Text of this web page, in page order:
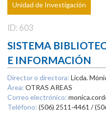
Unidad de Investigación
ID: 603
SISTEMA
E INFORMACIÓN
Director o directora: Licda.
Área: OTRAS AREAS
Correo electrónico:
Teléfono: (506) 2511-4461 /